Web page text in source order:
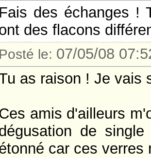
Fais des échanges !
des flacons
Posté le: 07/05/08
as raison ! Je vais
amis d'ailleurs
de
car ces verres